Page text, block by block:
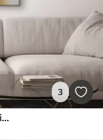
3
Cuadro abstracto en tonos crema y beige con textura, arte minimalista